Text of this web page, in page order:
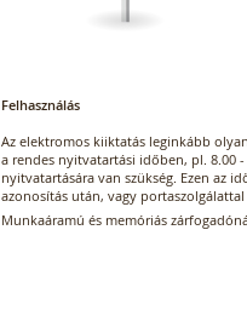
Felhasználás
Az elektromos kiiktatás leginkább
a rendes nyitvatartási időben, pl. 8.00
nyitvatartására van szükség. Ezen az
azonosítás után, vagy
Munkaáramú és memóriás